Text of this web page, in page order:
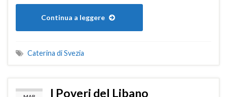
Continua a leggere
Caterina di Svezia
I Poveri del Libano